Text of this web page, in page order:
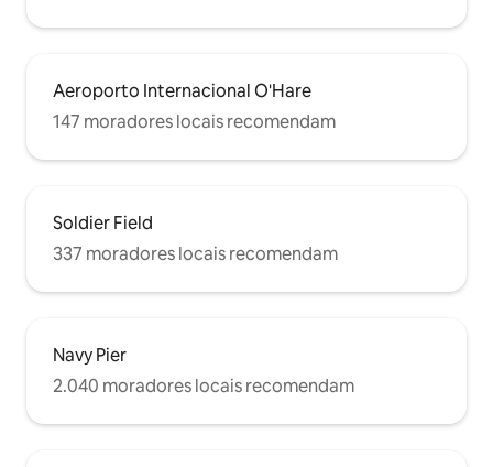
Aeroporto Internacional O'Hare
147 moradores locais recomendam
Soldier Field
337 moradores locais recomendam
Navy Pier
2.040 moradores locais recomendam